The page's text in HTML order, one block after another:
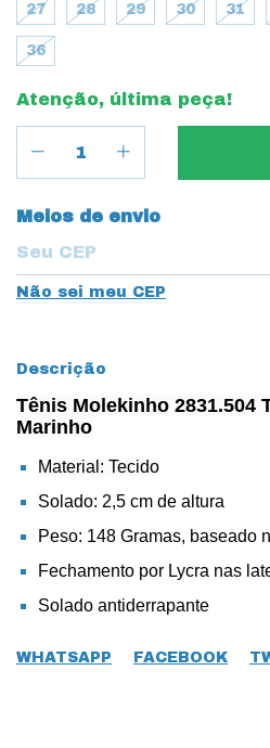
27 28 29 30 31
36
Atenção, última peça!
Entregas para o CEP:
Meios de envio
Não sei meu CEP
Descrição
Tênis Molekinho 2831.504
Marinho
Material: Tecido
Solado: 2,5 cm de altura
Peso: 148 Gramas, baseado
Fechamento por Lycra nas
Solado antiderrapante
WHATSAPP FACEBOOK